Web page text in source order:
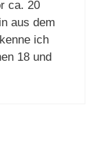
ca. 20
aus dem
ich
18 und